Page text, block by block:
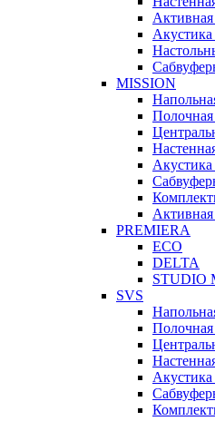
Активная
MISSION
Полочная
Активная
PREMIERA
ECO
DELTA
STUDIO
SVS
Полочная